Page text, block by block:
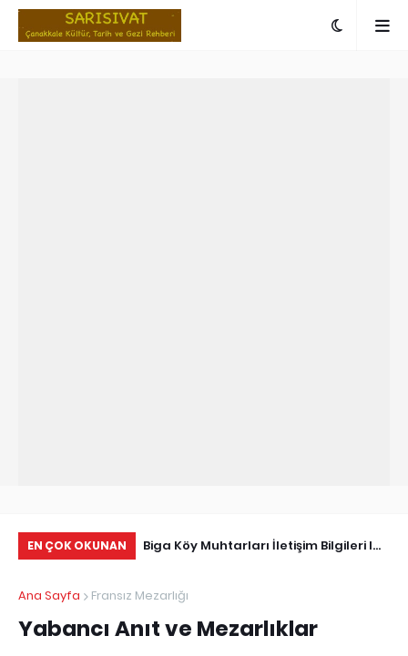
EN ÇOK OKUNAN
Biga Köy Muhtarları İletişim Bilgileri I
Ana Sayfa Fransız Mezarlığı
Yabancı Anıt ve Mezarlıklar